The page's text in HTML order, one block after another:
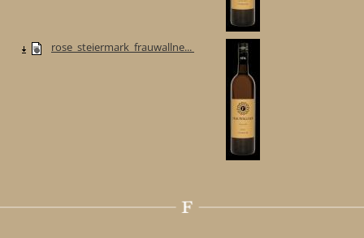
rose_steiermark_frauwallne...